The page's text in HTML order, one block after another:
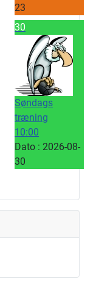
23
30
Søndags
træning
10:00
Dato : 2026-08-
30